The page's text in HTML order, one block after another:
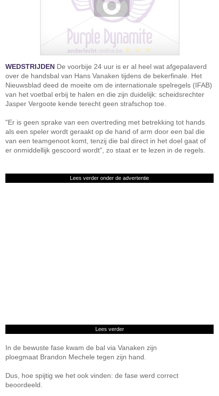
WEDSTRIJDEN De voorbije 24 uur is er al heel wat afgepalaverd
over de handsbal van Hans Vanaken tijdens de bekerfinale. Het
Nieuwsblad deed de moeite om de internationale spelregels (IFAB)
van het voetbal erbij te halen en die zijn duidelijk: scheidsrechter
Jasper Vergoote kende terecht geen strafschop toe.
"Er is geen sprake van een overtreding met betrekking tot hands
als een speler wordt geraakt op de hand of arm door een bal die
van een teamgenoot komt, tenzij die bal direct in het doel gaat of
er onmiddellijk gescoord wordt", zo staat er te lezen in de regels.
Lees verder onder de advertentie
Lees verder
In de bewuste fase kwam de bal via Vanaken zijn
ploegmaat Brandon Mechele tegen zijn hand.
Dus, hoe spijtig we het ook vinden: de fase werd correct
beoordeeld.